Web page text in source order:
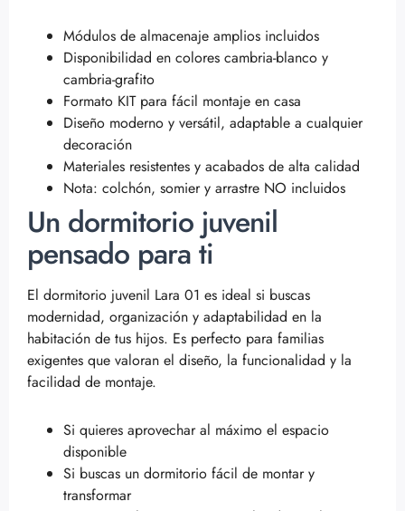
Módulos de almacenaje amplios incluidos
Disponibilidad en colores cambria-blanco y
cambria-grafito
Formato KIT para fácil montaje en casa
Diseño moderno y versátil, adaptable a cualquier
decoración
Materiales resistentes y acabados de alta calidad
Nota: colchón, somier y arrastre NO incluidos
Un dormitorio juvenil
pensado para ti
El dormitorio juvenil Lara 01 es ideal si buscas
modernidad, organización y adaptabilidad en la
habitación de tus hijos. Es perfecto para familias
exigentes que valoran el diseño, la funcionalidad y la
facilidad de montaje.
Si quieres aprovechar al máximo el espacio
disponible
Si buscas un dormitorio fácil de montar y
transformar